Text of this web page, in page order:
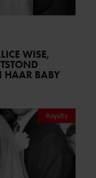
WISE,
HAAR BABY
Royalty